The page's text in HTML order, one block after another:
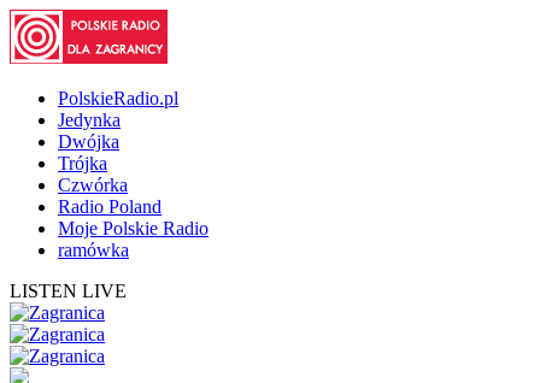
PolskieRadio.pl
Jedynka
Dwójka
Trójka
Czwórka
Radio Poland
Moje Polskie Radio
ramówka
LISTEN LIVE